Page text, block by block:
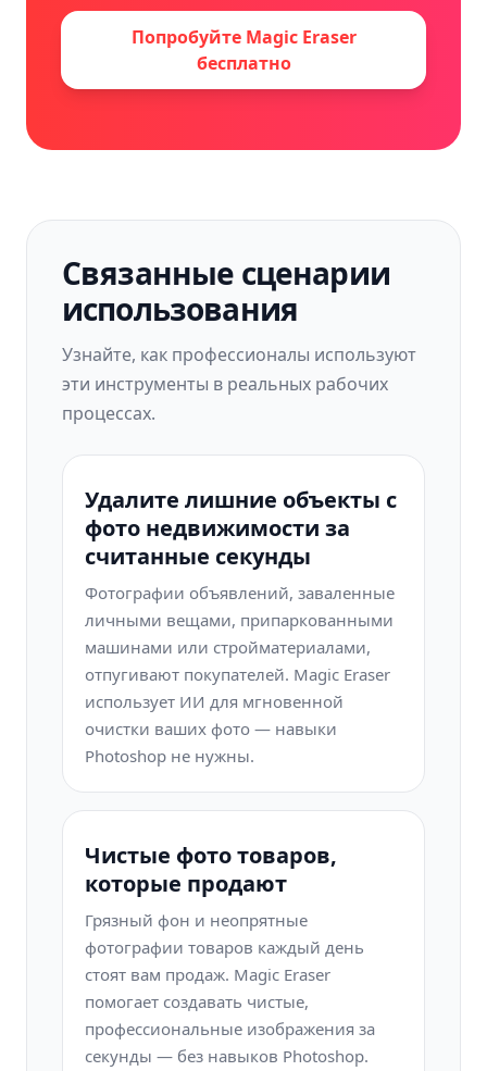
Попробуйте Magic Eraser
бесплатно
Связанные сценарии
использования
Узнайте, как профессионалы используют
эти инструменты в реальных рабочих
процессах.
Удалите лишние объекты с
фото недвижимости за
считанные секунды
Фотографии объявлений, заваленные
личными вещами, припаркованными
машинами или стройматериалами,
отпугивают покупателей. Magic Eraser
использует ИИ для мгновенной
очистки ваших фото — навыки
Photoshop не нужны.
Чистые фото товаров,
которые продают
Грязный фон и неопрятные
фотографии товаров каждый день
стоят вам продаж. Magic Eraser
помогает создавать чистые,
профессиональные изображения за
секунды — без навыков Photoshop.